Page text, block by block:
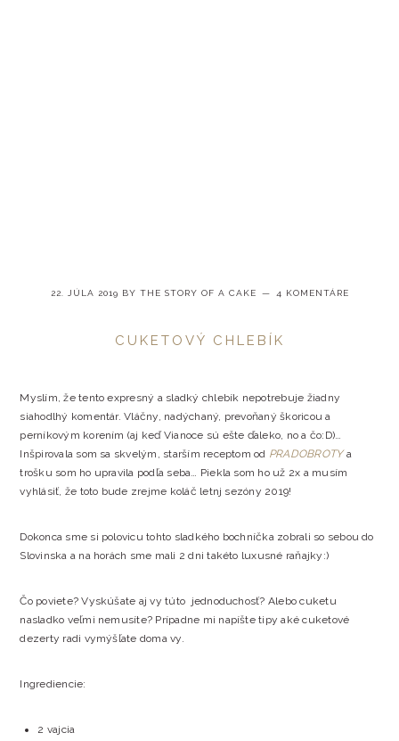
22. JÚLA 2019 BY THE STORY OF A CAKE 4 KOMENTÁRE
CUKETOVÝ CHLEBÍK
Myslím, že tento expresný a sladký chlebík nepotrebuje žiadny
siahodlhý komentár. Vláčny, nadýchaný, prevoňaný škoricou a
perníkovým korením (aj keď Vianoce sú ešte ďaleko, no a čo:D)…
Inšpirovala som sa skvelým, starším receptom od PRADOBROTYa
trošku som ho upravila podľa seba… Piekla som ho už 2x a musím
vyhlásiť, že toto bude zrejme koláč letnj sezóny 2019!
Dokonca sme si polovicu tohto sladkého bochníčka zobrali so sebou do
Slovinska a na horách sme mali 2 dni takéto luxusné raňajky:)
Čo poviete? Vyskúšate aj vy túto jednoduchosť? Alebo cuketu
nasladko veľmi nemusíte? Prípadne mi napíšte tipy aké cuketové
dezerty radi vymýšľate doma vy.
Ingrediencie:
2 vajcia